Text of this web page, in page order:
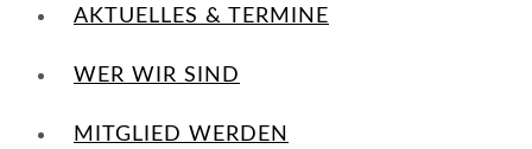
AKTUELLES & TERMINE
WER WIR SIND
MITGLIED WERDEN